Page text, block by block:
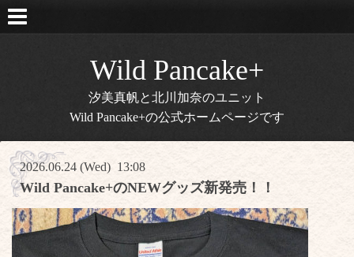
Wild Pancake+
汐美真帆と北川加奈のユニット
Wild Pancake+の公式ホームページです
2026.06.24 (Wed) 13:08
Wild Pancake+のNEWグッズ新発売！！